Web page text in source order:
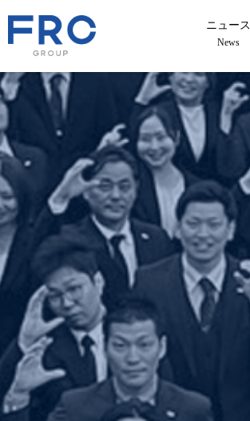
ニュース
News